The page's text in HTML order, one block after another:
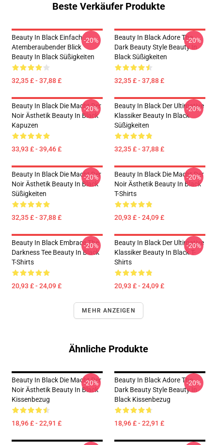
Beste Verkäufer Produkte
Beauty In Black Einfach
Atemberaubender Blick
Beauty In Black Süßigkeiten
32,35 £ - 37,88 £
-20%
Beauty In Black Adore The
Dark Beauty Style Beauty In
Black Süßigkeiten
32,35 £ - 37,88 £
-20%
Beauty In Black Die Macht Der
Noir Ästhetik Beauty In Black
Kapuzen
33,93 £ - 39,46 £
-20%
Beauty In Black Der Ultimative
Klassiker Beauty In Black
Süßigkeiten
32,35 £ - 37,88 £
-20%
Beauty In Black Die Macht Der
Noir Ästhetik Beauty In Black
Süßigkeiten
32,35 £ - 37,88 £
-20%
Beauty In Black Die Macht Der
Noir Ästhetik Beauty In Black
T-Shirts
20,93 £ - 24,09 £
-20%
Beauty In Black Embrace The
Darkness Tee Beauty In Black
T-Shirts
20,93 £ - 24,09 £
-20%
Beauty In Black Der Ultimative
Klassiker Beauty In Black T-
Shirts
20,93 £ - 24,09 £
-20%
MEHR ANZEIGEN
Ähnliche Produkte
Beauty In Black Die Macht Der
Noir Ästhetik Beauty In Black
Kissenbezug
18,96 £ - 22,91 £
-20%
Beauty In Black Adore The
Dark Beauty Style Beauty In
Black Kissenbezug
18,96 £ - 22,91 £
-20%